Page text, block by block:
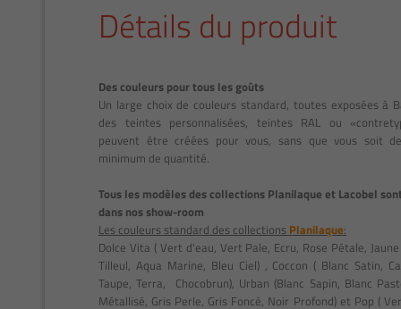
Détails du produit
Des couleurs pour tous les goûts
Un large choix de couleurs standard, toutes exposées à
des teintes personnalisées, teintes RAL ou
peuvent être créées pour vous, sans que vous soit
minimum de quantité.
Tous les modèles des collections Planilaque et Lacobel
dans nos show-room
Les couleurs standard des collections Planilaque:
Dolce Vita ( Vert d'eau, Vert Pale, Ecru, Rose Pétale,
Tilleul, Aqua Marine, Bleu Ciel) , Coccon ( Blanc Satin,
Taupe, Terra, Chocobrun), Urban (Blanc Sapin, Blanc
Métallisé, Gris Perle, Gris Foncé, Noir Profond) et Pop (